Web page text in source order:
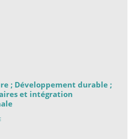
; Développement durable ;
et intégration